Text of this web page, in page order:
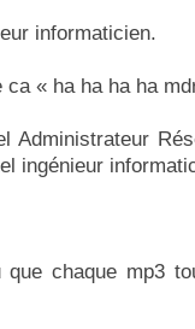
informaticien.
« ha ha ha ha
Administrateur
ingénieur
chaque mp3